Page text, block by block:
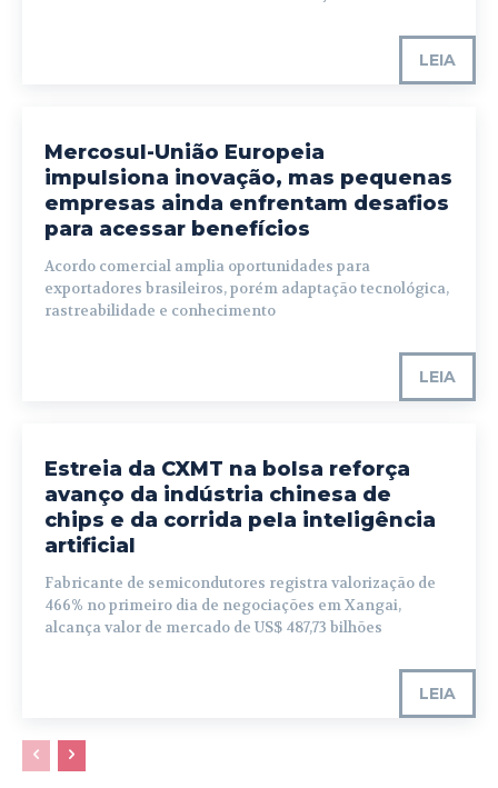
LEIA
Mercosul-União Europeia
impulsiona inovação, mas pequenas
empresas ainda enfrentam desafios
para acessar benefícios
Acordo comercial amplia oportunidades para
exportadores brasileiros, porém adaptação tecnológica,
rastreabilidade e conhecimento
LEIA
Estreia da CXMT na bolsa reforça
avanço da indústria chinesa de
chips e da corrida pela inteligência
artificial
Fabricante de semicondutores registra valorização de
466% no primeiro dia de negociações em Xangai,
alcança valor de mercado de US$ 487,73 bilhões
LEIA